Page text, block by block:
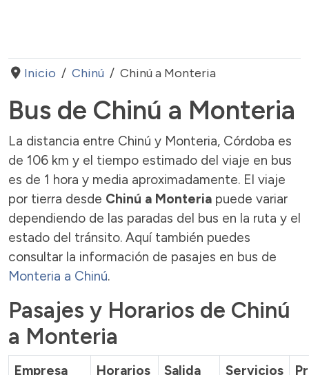
Inicio Chinú Chinú a Monteria
Bus de Chinú a Monteria
La distancia entre Chinú y Monteria, Córdoba es
de 106 km y el tiempo estimado del viaje en bus
es de 1 hora y media aproximadamente. El viaje
por tierra desde Chinú a Monteria puede variar
dependiendo de las paradas del bus en la ruta y el
estado del tránsito. Aquí también puedes
consultar la información de pasajes en bus de
Monteria a Chinú.
Pasajes y Horarios de Chinú
a Monteria
Empresa Horarios Salida Servicios